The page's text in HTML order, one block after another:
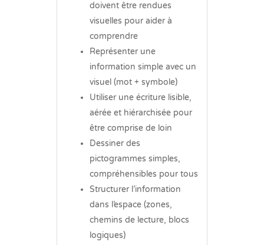
doivent être rendues
visuelles pour aider à
comprendre
Représenter une
information simple avec un
visuel (mot + symbole)
Utiliser une écriture lisible,
aérée et hiérarchisée pour
être comprise de loin
Dessiner des
pictogrammes simples,
compréhensibles pour tous
Structurer l’information
dans l’espace (zones,
chemins de lecture, blocs
logiques)